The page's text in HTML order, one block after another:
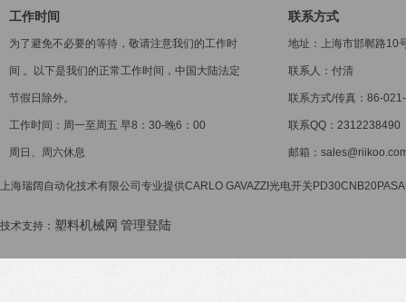
工作时间
为了避免不必要的等待，敬请注意我们的工作时
间 。以下是我们的正常工作时间，中国大陆法定
节假日除外。
工作时间：周一至周五 早8：30-晚6：00
周日、周六休息
联系方式
地址：上海市邯郸路10
联系人：付清
联系方式/传真：86-
联系QQ：2312238490
邮箱：
上海瑞阔自动化技术有限公司专业提供CARLO GAVAZZI光电开关
技术支持： 塑料机械网 管理登陆